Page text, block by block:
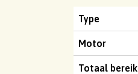
Type
Motor
Totaal bereik